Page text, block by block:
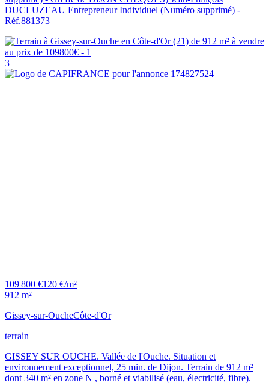
DUCLUZEAU Entrepreneur Individuel (Numéro supprimé) -
Réf.881373
3
109 800 €120 €/m²
912 m²
Gissey-sur-OucheCôte-d'Or
terrain
GISSEY SUR OUCHE. Vallée de l'Ouche. Situation et
environnement exceptionnel, 25 min. de Dijon. Terrain de 912 m²
dont 340 m² en zone N , borné et viabilisé (eau, électricité, fibre).